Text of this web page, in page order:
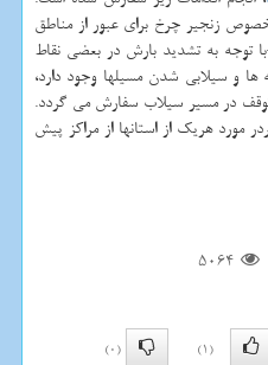
زنجیر چرخ برای عبور از مناطق
توجه به تشدید بارش در بعضی نقاط
ها و سیلابی شدن مسیلها وجود دارد،
در مسیر سیلاب سفارش می گردد.
مورد هریك از استانها از مراكز پیش
5064
(1)
(0)